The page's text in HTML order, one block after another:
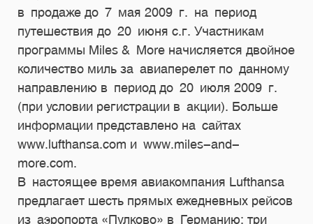
в продаже до 7 мая 2009 г. на период
путешествия до 20 июня с.г. Участникам
программы Miles & More начисляется двойное
количество миль за авиаперелет по данному
направлению в период до 20 июля 2009 г.
(при условии регистрации в акции). Больше
информации представлено на сайтах
www.lufthansa.com и www.miles-and-
more.com.
В настоящее время авиакомпания Lufthansa
предлагает шесть прямых ежедневных рейсов
из аэропорта «Пулково» в Германию: три